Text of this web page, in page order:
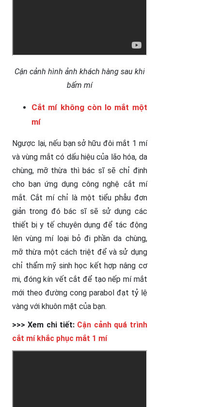
Cận cảnh hình ảnh khách hàng sau khi
bấm mí
Cắt mí không còn lo mắt một
mí
Ngược lại, nếu bạn sở hữu đôi mắt 1 mí
và vùng mắt có dấu hiệu của lão hóa, da
chùng, mỡ thừa thì bác sĩ sẽ chỉ định
cho bạn ứng dụng công nghệ cắt mí
mắt. Cắt mí chỉ là một tiểu phẫu đơn
giản trong đó bác sĩ sẽ sử dụng các
thiết bị y tế chuyên dụng để tác động
lên vùng mí loại bỏ đi phần da chùng,
mỡ thừa một cách triệt để và sử dụng
chỉ thẩm mỹ sinh học kết hợp nâng cơ
mi, đóng kín vết cắt để tạo nếp mí mắt
mới theo đường cong parabol đạt tỷ lệ
vàng với khuôn mặt của bạn.
>>> Xem chi tiết: Cận cảnh quá trình
cắt mí khắc phục mắt 1 mí